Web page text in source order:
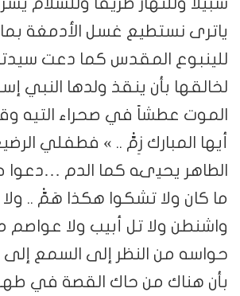
ياترى نستطيع غسل الأدمغة
للينبوع المقدس كما دعت
لخالقها بأن ينقذ ولدها النبي
الموت عطشاً في صحراء التيه
أيها المبارك زِمّْ .. » فطفلي
الطاهر يحيىه كما الدم …دعوا
ما كان ولا تشكوا هكذا هَمّْ .. ولا
واشنطن ولا تل أبيب ولا
حواسه من النظر إلى السمع إلى
بأن هناك من حاك القصة في